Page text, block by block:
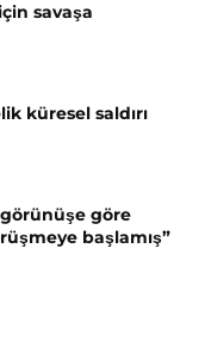
savaşa
küresel saldırı
göre
başlamış”